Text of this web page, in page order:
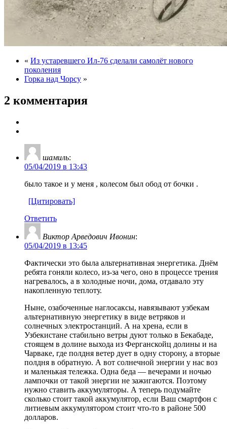
« Из устаревшего Ил-76 сделали самолёт нового
поколения
Горка над Чорсу »
2 комментария
шамиль:
05/04/2019 в 13:43
было такое и у меня , колесом был обод от бочки .
[Цитировать]
Ответить
Виктор Арведович Ивонин:
05/04/2019 в 13:45
Фактически это была альтернативная энергетика. Днём
ребята гоняли колесо, из-за чего, оно в процессе трения
нагревалось, а в холодные ночи, дома, отдавало эту
накопленную теплоту.
Ныне, озабоченные наглосаксы, навязывают узбекам
альтернативную энергетику в виде ветряков и
солнечных электростанций. А на хрена, если в
Узбекистане стабильно ветры дуют только в Бекабаде,
стоящем в долине выхода из Ферганскойц долины и на
Чарваке, где полдня ветер дует в одну сторону, а вторые
полдня в обратную. А вот солнечной энергии у нас воз
и маленькая тележка. Одна беда — вечерами и ночью
лампочки от такой энергии не зажигаются. Поэтому
нужно ставить аккумуляторы. А теперь подумайте
сколько стоит такой аккумулятор, если Ваш смартфон с
литиевым аккумулятором стоит что-то в районе 500
долларов.